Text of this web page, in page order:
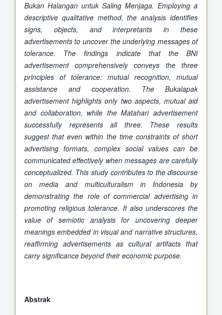
Bukan Halangan untuk Saling Menjaga. Employing a
descriptive qualitative method, the analysis identifies
signs, objects, and interpretants in these
advertisements to uncover the underlying messages of
tolerance. The findings indicate that the BNI
advertisement comprehensively conveys the three
principles of tolerance: mutual recognition, mutual
assistance and cooperation. The Bukalapak
advertisement highlights only two aspects, mutual aid
and collaboration, while the Matahari advertisement
successfully represents all three. These results
suggest that even within the time constraints of short
advertising formats, complex social values can be
communicated effectively when messages are carefully
conceptualized. This study contributes to the discourse
on media and multiculturalism in Indonesia by
demonstrating the role of commercial advertising in
promoting religious tolerance. It also underscores the
value of semiotic analysis for uncovering deeper
meanings embedded in visual and narrative structures,
reaffirming advertisements as cultural artifacts that
carry significance beyond their economic purpose.
Abstrak